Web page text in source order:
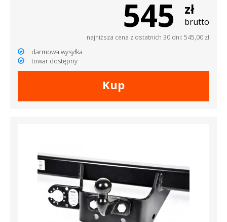
545 zł
brutto
najniższa cena z ostatnich 30 dni: 545,00 zł
darmowa wysyłka
towar dostępny
Kup